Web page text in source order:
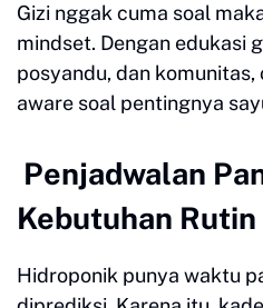
Gizi nggak cuma soal
mindset. Dengan edukasi
posyandu, dan
aware soal pentingnya
Penjadwalan
Kebutuhan Rutin
Hidroponik punya waktu